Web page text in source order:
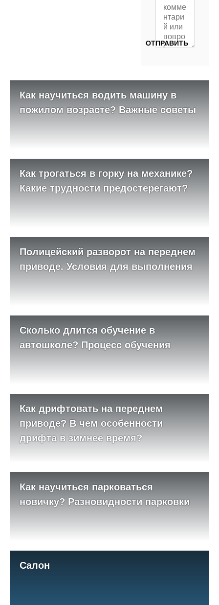
Как научиться водить машину в
пожилом возрасте? Важные советы
Как трогаться в горку на механике?
Какие трудности предостерегают?
Полицейский разворот на переднем
приводе. Условия для выполнения
Сколько длится обучение в
автошколе? Процесс обучения
Как дрифтовать на переднем
приводе? В чем особенности
дрифта в зимнее время?
Как научиться парковаться
новичку? Разновидности парковки
Салон